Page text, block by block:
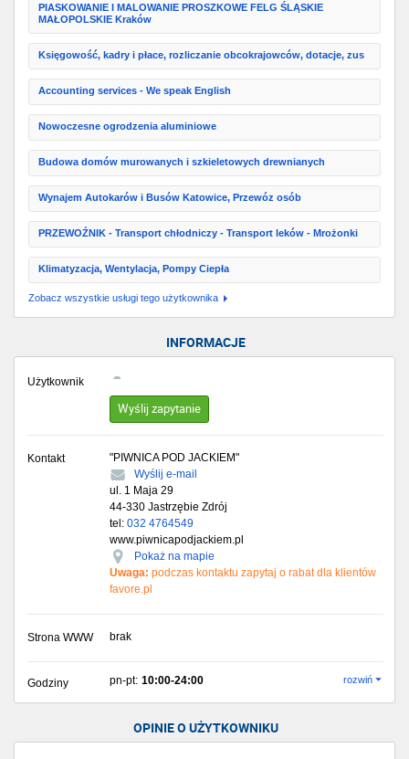
PIASKOWANIE I MALOWANIE PROSZKOWE FELG ŚLĄSKIE
MAŁOPOLSKIE Kraków
Księgowość, kadry i płace, rozliczanie obcokrajowców, dotacje, zus
Accounting services - We speak English
Nowoczesne ogrodzenia aluminiowe
Budowa domów murowanych i szkieletowych drewnianych
Wynajem Autokarów i Busów Katowice, Przewóz osób
PRZEWOŹNIK - Transport chłodniczy - Transport leków - Mrożonki
Klimatyzacja, Wentylacja, Pompy Ciepła
Zobacz wszystkie usługi tego użytkownika
INFORMACJE
Użytkownik
Wyślij zapytanie
Kontakt
"PIWNICA POD JACKIEM"
Wyślij e-mail
ul. 1 Maja 29
44-330 Jastrzębie Zdrój
tel: 032 4764549
www.piwnicapodjackiem.pl
Pokaż na mapie
Uwaga: podczas kontaktu zapytaj o rabat dla klientów
favore.pl
Strona WWW brak
Godziny pn-pt: 10:00-24:00 rozwiń
OPINIE O UŻYTKOWNIKU